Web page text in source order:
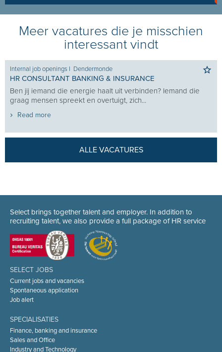
Meer vacatures die je misschien
interessant vindt
Internal job openings I Dendermonde
HR CONSULTANT BANKING & INSURANCE
Ben jij iemand die energie haalt uit verbinden? Iemand die
graag mensen spreekt en overtuigt, zich...
Read more
ALLE VACATURES
Select brings together talent and employer. In addition to
recruiting talent, we also provide a full package of HR service
SELECT JOBS
Current jobs and vacancies
Spontaneous application
Job alert
SPECIALISATIES
Finance, banking and insurance
Sales and Office
Industry and Technology